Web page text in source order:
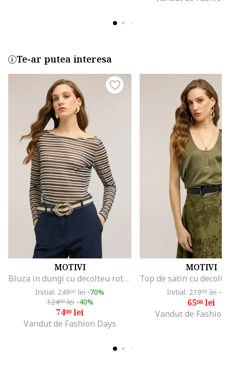
Te-ar putea interesa
MOTIVI
Bluza in dungi cu decolteu rotund, Negru/Bej
Initial: 24900 lei -70%
12400lei -40%
7400lei
Vandut de Fashion Days
MOTIVI
Initial: 21900 lei -
6500lei
Vandut de Fashion